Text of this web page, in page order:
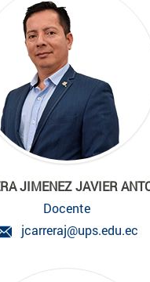
JIMENEZ JAVIER
Docente
jcarreraj@ups.edu.ec